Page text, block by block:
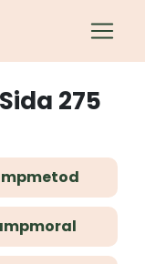
275